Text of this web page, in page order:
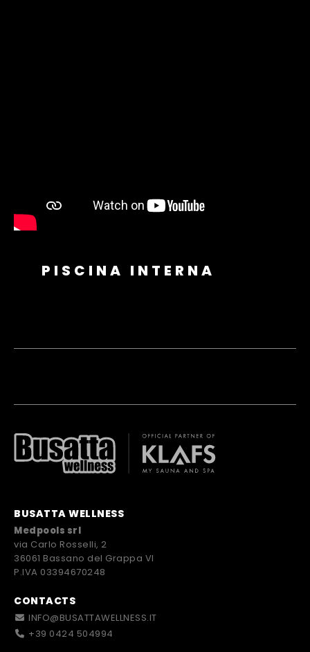
PISCINA INTERNA
BUSATTA WELLNESS
Medpools srl
via Carlo Rosselli, 2
36061 Bassano del Grappa VI
P.IVA 03394670248
CONTACTS
INFO@BUSATTAWELLNESS.IT
+39 0424 504994